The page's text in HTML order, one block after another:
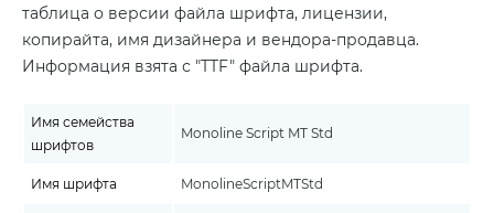
таблица о версии файла шрифта, лицензии,
копирайта, имя дизайнера и вендора-продавца.
Информация взята с "TTF" файла шрифта.
Имя семейства
шрифтов
Monoline Script MT Std
Имя шрифта MonolineScriptMTStd